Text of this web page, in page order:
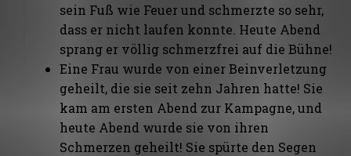
sein Fuß wie Feuer und schmerzte so sehr,
dass er nicht laufen konnte. Heute Abend
sprang er völlig schmerzfrei auf die Bühne!
Eine Frau wurde von einer Beinverletzung
geheilt, die sie seit zehn Jahren hatte! Sie
kam am ersten Abend zur Kampagne, und
heute Abend wurde sie von ihren
Schmerzen geheilt! Sie spürte den Segen